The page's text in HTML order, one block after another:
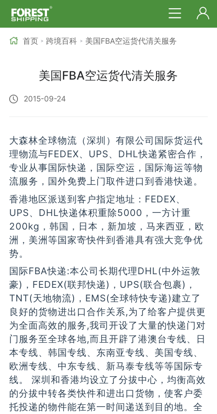
首页 > 跨境百科 > 美国FBA空运货代清关服务
美国FBA空运货代清关服务
2015-09-24
大森林全球物流（深圳）有限公司国际货运代
理物流与FEDEX、UPS、DHL快递紧密合作，
专业从事国际快递，国际空运，国际海运等物
流服务，国外免费上门取件进口到香港快递。
香港地区派送到客户指定地址：FEDEX、
UPS、DHL快递体积重除5000，一方计重
200kg，韩国，日本，新加坡，马来西亚，欧
洲，美洲等国家寄快件到香港具有强大竞争优
势。
国际FBA快递:本公司长期代理DHL(中外运敦
豪)，FEDEX(联邦快递)，UPS(联合包裹)，
TNT(天地物流)，EMS(全球特快专递)建立了
良好的货物进出口合作关系,为了给客户提供更
为全面高效的服务,我司开设了大量的快递门对
门服务至全球各地,而且开辟了港澳台专线、日
本专线、韩国专线、东南亚专线、美国专线、
欧洲专线、中东专线、新马泰专线等等国际专
线。 深圳和香港均设立了分拔中心，均衡高效
的分拔中转各类快件和进出口货物，使客户委
托投递的物件能在第一时间递送到目的地。全